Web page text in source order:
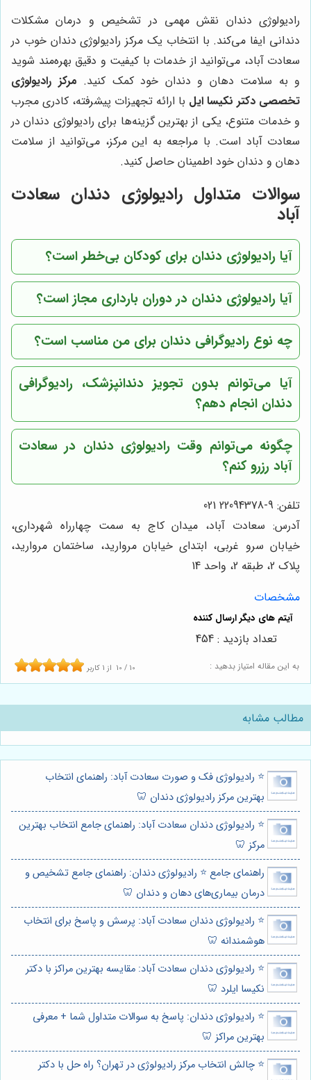
رادیولوژی دندان نقش مهمی در تشخیص و درمان مشکلات
دندانی ایفا می‌کند. با انتخاب یک مرکز رادیولوژی دندان خوب در
سعادت آباد، می‌توانید از خدمات با کیفیت و دقیق بهره‌مند شوید
و به سلامت دهان و دندان خود کمک کنید. مرکز رادیولوژی
تخصصی دکتر نکیسا ایل با ارائه تجهیزات پیشرفته، کادری مجرب
و خدمات متنوع، یکی از بهترین گزینه‌ها برای رادیولوژی دندان در
سعادت آباد است. با مراجعه به این مرکز، می‌توانید از سلامت
دهان و دندان خود اطمینان حاصل کنید.
سوالات متداول رادیولوژی دندان سعادت
آباد
آیا رادیولوژی دندان برای کودکان بی‌خطر است؟
آیا رادیولوژی دندان در دوران بارداری مجاز است؟
چه نوع رادیوگرافی دندان برای من مناسب است؟
آیا می‌توانم بدون تجویز دندانپزشک، رادیوگرافی
دندان انجام دهم؟
چگونه می‌توانم وقت رادیولوژی دندان در سعادت
آباد رزرو کنم؟
تلفن: 9-22094378 021
آدرس: سعادت آباد، میدان کاج به سمت چهارراه شهرداری،
خیابان سرو غربی، ابتدای خیابان مروارید، ساختمان مروارید،
پلاک 2، طبقه 2، واحد 14
مشخصات
به این مقاله امتیاز بدهید : 10 / 10 از 1 کاربر
تعداد بازدید : 454
مطالب مشابه
⭐️ رادیولوژی فک و صورت سعادت آباد: راهنمای انتخاب
بهترین مرکز رادیولوژی دندان 🦷
⭐️ رادیولوژی دندان سعادت آباد: راهنمای جامع انتخاب بهترین
مرکز 🦷
راهنمای جامع ⭐️ رادیولوژی دندان: راهنمای جامع تشخیص و
درمان بیماری‌های دهان و دندان 🦷
⭐️ رادیولوژی دندان سعادت آباد: پرسش و پاسخ برای انتخاب
هوشمندانه 🦷
⭐️ رادیولوژی دندان سعادت آباد: مقایسه بهترین مراکز با دکتر
نکیسا ایلرد 🦷
⭐️ رادیولوژی دندان: پاسخ به سوالات متداول شما + معرفی
بهترین مراکز 🦷
⭐️ چالش انتخاب مرکز رادیولوژی در تهران؟ راه حل با دکتر